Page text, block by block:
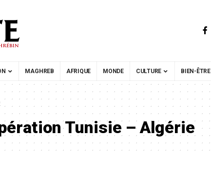
MAGHREB AFRIQUE MONDE CULTURE BIEN-ÊTRE
Tunisie – Algérie